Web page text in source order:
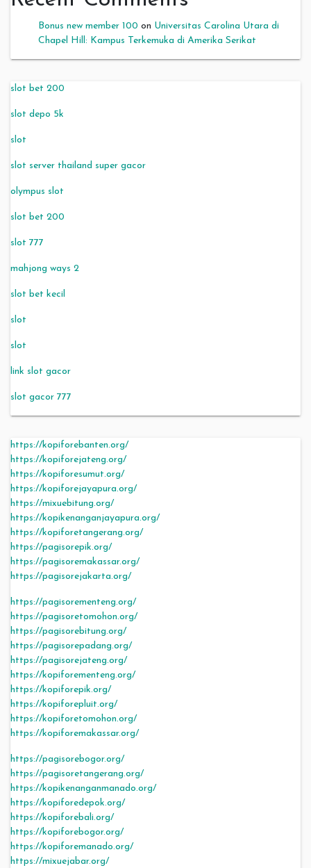
Bonus new member 100 on Universitas Carolina Utara di
Chapel Hill: Kampus Terkemuka di Amerika Serikat
slot bet 200
slot depo 5k
slot
slot server thailand super gacor
olympus slot
slot bet 200
slot 777
mahjong ways 2
slot bet kecil
slot
slot
link slot gacor
slot gacor 777
https://kopiforebanten.org/
https://kopiforejateng.org/
https://kopiforesumut.org/
https://kopiforejayapura.org/
https://mixuebitung.org/
https://kopikenanganjayapura.org/
https://kopiforetangerang.org/
https://pagisorepik.org/
https://pagisoremakassar.org/
https://pagisorejakarta.org/
https://pagisorementeng.org/
https://pagisoretomohon.org/
https://pagisorebitung.org/
https://pagisorepadang.org/
https://pagisorejateng.org/
https://kopiforementeng.org/
https://kopiforepik.org/
https://kopiforepluit.org/
https://kopiforetomohon.org/
https://kopiforemakassar.org/
https://pagisorebogor.org/
https://pagisoretangerang.org/
https://kopikenanganmanado.org/
https://kopiforedepok.org/
https://kopiforebali.org/
https://kopiforebogor.org/
https://kopiforemanado.org/
https://mixuejabar.org/